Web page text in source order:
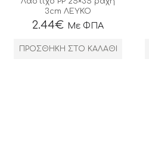
3cm ΛΕΥΚΟ
2.44€ Με ΦΠΑ
ΠΡΟΣΘΉΚΗ ΣΤΟ ΚΑΛΆΘΙ